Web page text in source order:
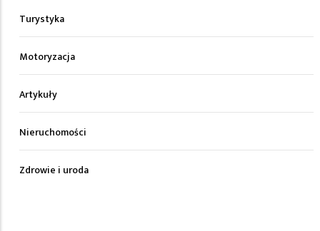
Turystyka
Motoryzacja
Artykuły
Nieruchomości
Zdrowie i uroda